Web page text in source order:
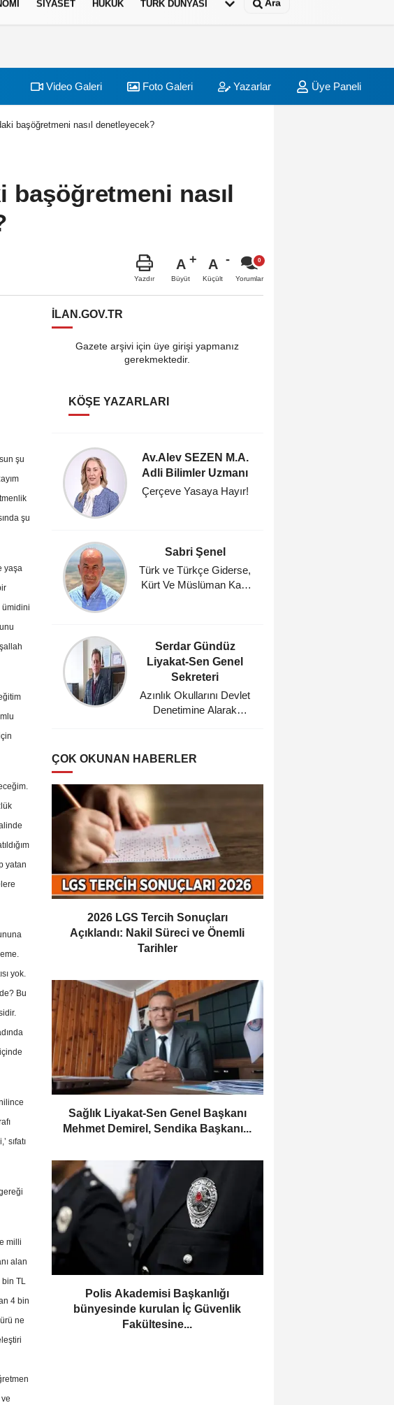
SİYASET HUKUK TÜRK DÜNYASI Ara
Video Galeri Foto Galeri Yazarlar Üye Paneli
başöğretmeni nasıl denetleyecek?
başöğretmeni nasıl
Yazdır
A
Büyüt
A
Küçült Yorumlar
şu
şu
yaşa
ümidini
yatan
yok.
Bu
sıfatı
milli
alan
bin TL
4 bin
ne
ILAN.GOV.TR
Gazete arşivi için üye girişi yapmanız
gerekmektedir.
KÖŞE YAZARLARI
Av.Alev SEZEN M.A.
Adli Bilimler Uzmanı
Çerçeve Yasaya Hayır!
Sabri Şenel
Türk ve Türkçe Giderse,
Kürt Ve Müslüman Kalır
Serdar Gündüz
Liyakat-Sen Genel
Sekreteri
Azınlık Okullarını Devlet
Denetimine Alarak
Mustafa Kemal Atatürk'e
ÇOK OKUNAN HABERLER
2026 LGS Tercih Sonuçları
Açıklandı: Nakil Süreci ve Önemli
Tarihler
​Sağlık Liyakat-Sen Genel Başkanı
Mehmet Demirel, Sendika Başkanı...
Polis Akademisi Başkanlığı
bünyesinde kurulan İç Güvenlik
Fakültesine...